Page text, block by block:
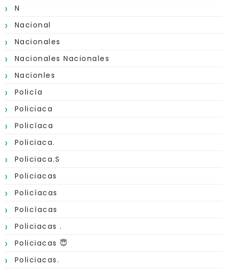
N
Nacional
Nacionales
Nacionales Nacionales
Nacionles
Policía
Policiaca
Policíaca
Policiaca.
Policiaca.s
Policiacas
Policíacas
Policìacas
Policiacas .
Policiacas 😇
Policiacas.